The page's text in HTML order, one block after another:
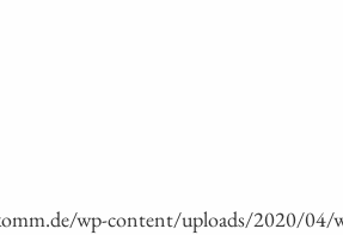
wp-content/uploads/2020/04/